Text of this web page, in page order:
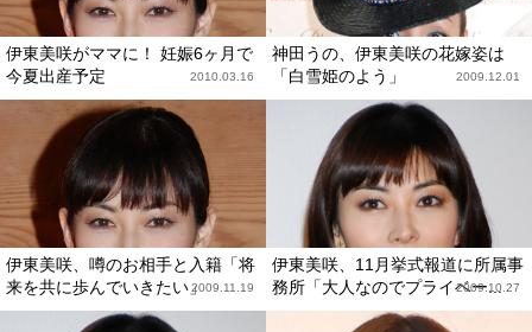
伊東美咲がママに！ 妊娠6ヶ月で
今夏出産予定
2010.03.16
神田うの、伊東美咲の花嫁姿は
「白雪姫のよう」
2009.12.01
伊東美咲、噂のお相手と入籍「将
来を共に歩んでいきたい」2009.11.19
伊東美咲、11月挙式報道に所属事
務所「大人なのでプライベー...
2009.10.27